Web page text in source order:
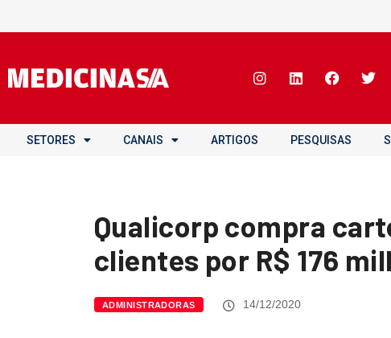
SETORES CANAIS ARTIGOS PESQUISAS
Qualicorp compra
clientes por R$ 176
ADMINISTRADORAS 14/12/2020